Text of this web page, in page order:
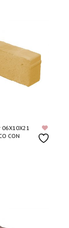
06X10X21
CON